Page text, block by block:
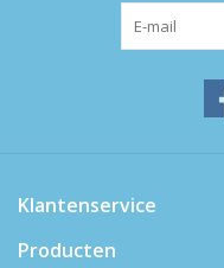
Klantenservice
Producten